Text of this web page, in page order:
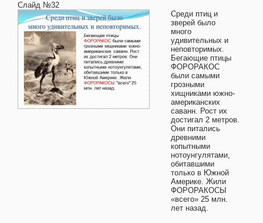
Слайд №32
Среди птиц и
зверей было
много
удивительных и
неповторимых.
Бегающие птицы
ФОРОРАКОС
были самыми
грозными
хищниками южно-
американских
саванн. Рост их
достигал 2 метров.
Они питались
древними
копытными
нотоунгулятами,
обитавшими
только в Южной
Америке. Жили
ФОРОРАКОСЫ
«всего» 25 млн.
лет назад.